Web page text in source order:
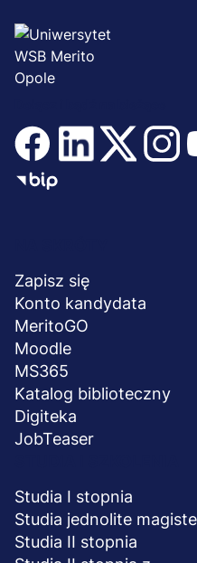
stopka
Zapisz się
Konto kandydata
MeritoGO
Moodle
MS365
Katalog biblioteczny
Digiteka
JobTeaser
Studia I stopnia
Studia jednolite
Studia II stopnia